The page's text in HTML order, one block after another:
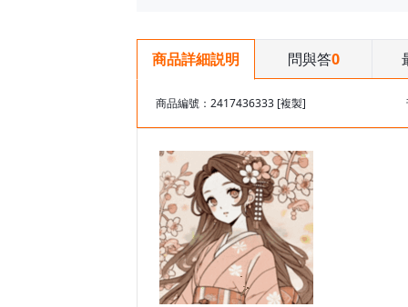
商品詳細説明 問與答0
商品編號：2417436333 [複製]